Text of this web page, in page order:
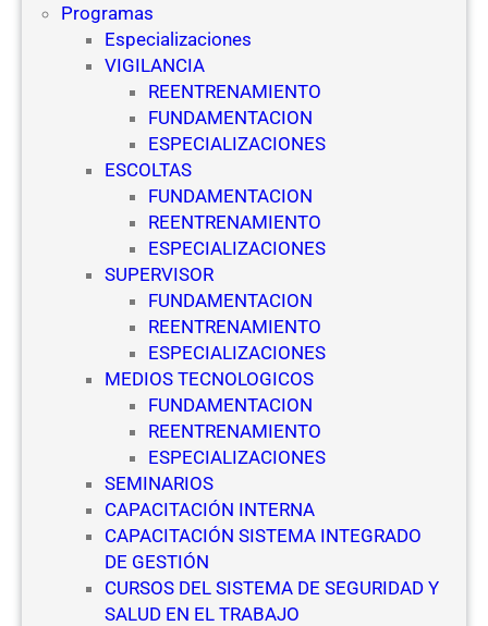
Programas
Especializaciones
VIGILANCIA
REENTRENAMIENTO
FUNDAMENTACION
ESPECIALIZACIONES
ESCOLTAS
FUNDAMENTACION
REENTRENAMIENTO
ESPECIALIZACIONES
SUPERVISOR
FUNDAMENTACION
REENTRENAMIENTO
ESPECIALIZACIONES
MEDIOS TECNOLOGICOS
FUNDAMENTACION
REENTRENAMIENTO
ESPECIALIZACIONES
SEMINARIOS
CAPACITACIÓN INTERNA
CAPACITACIÓN SISTEMA INTEGRADO
DE GESTIÓN
CURSOS DEL SISTEMA DE SEGURIDAD Y
SALUD EN EL TRABAJO